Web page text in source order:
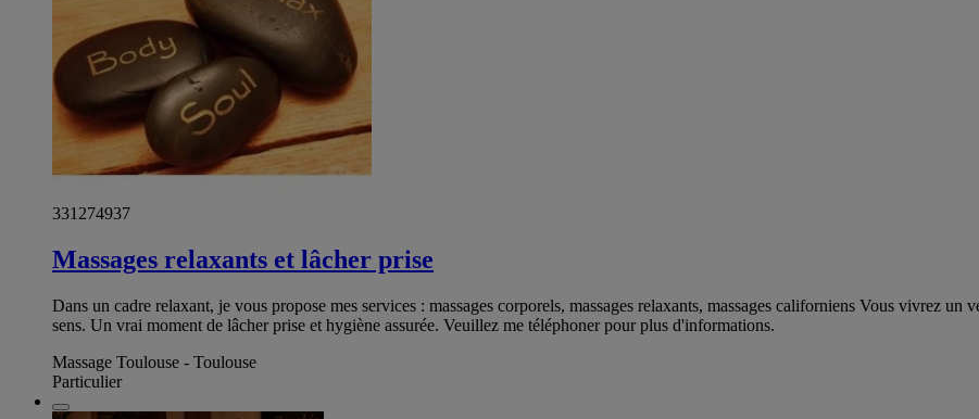
331274937
Massages relaxants et lâcher prise
Dans un cadre relaxant, je vous propose mes services : massages corporels, massages relaxants, massages californiens Vous vivrez
sens. Un vrai moment de lâcher prise et hygiène assurée. Veuillez me téléphoner pour plus d'informations.
Massage Toulouse - Toulouse
Particulier